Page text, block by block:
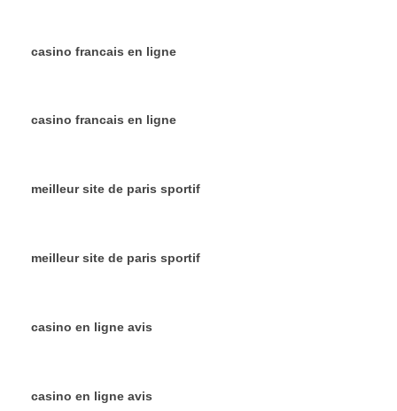
casino francais en ligne
casino francais en ligne
meilleur site de paris sportif
meilleur site de paris sportif
casino en ligne avis
casino en ligne avis